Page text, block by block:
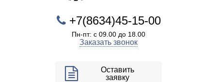
+7(8634)45-15-00
Пн-пт: с 09.00 до 18.00
Заказать звонок
Оставить
заявку